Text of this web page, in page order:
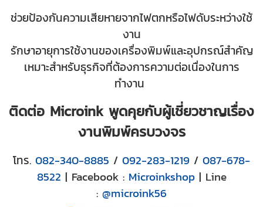
ช่วยป้องกันความเสียหายจากไฟตกหรือไฟดับระหว่างใช้
งาน
รักษาอายุการใช้งานของเครื่องพิมพ์และอุปกรณ์สำคัญ
เหมาะสำหรับธุรกิจที่ต้องการความต่อเนื่องในการ
ทำงาน
ติดต่อ Microink พูดคุยกับผู้เชี่ยวชาญเรื่อง
งานพิมพ์ครบวงจร
โทร. 082-340-8885 / 092-283-1219 / 087-678-
8522 | Facebook : Microinkshop| Line
: @microink56